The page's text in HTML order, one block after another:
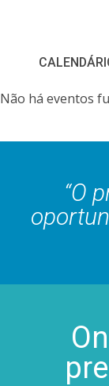
Não há eventos
“O